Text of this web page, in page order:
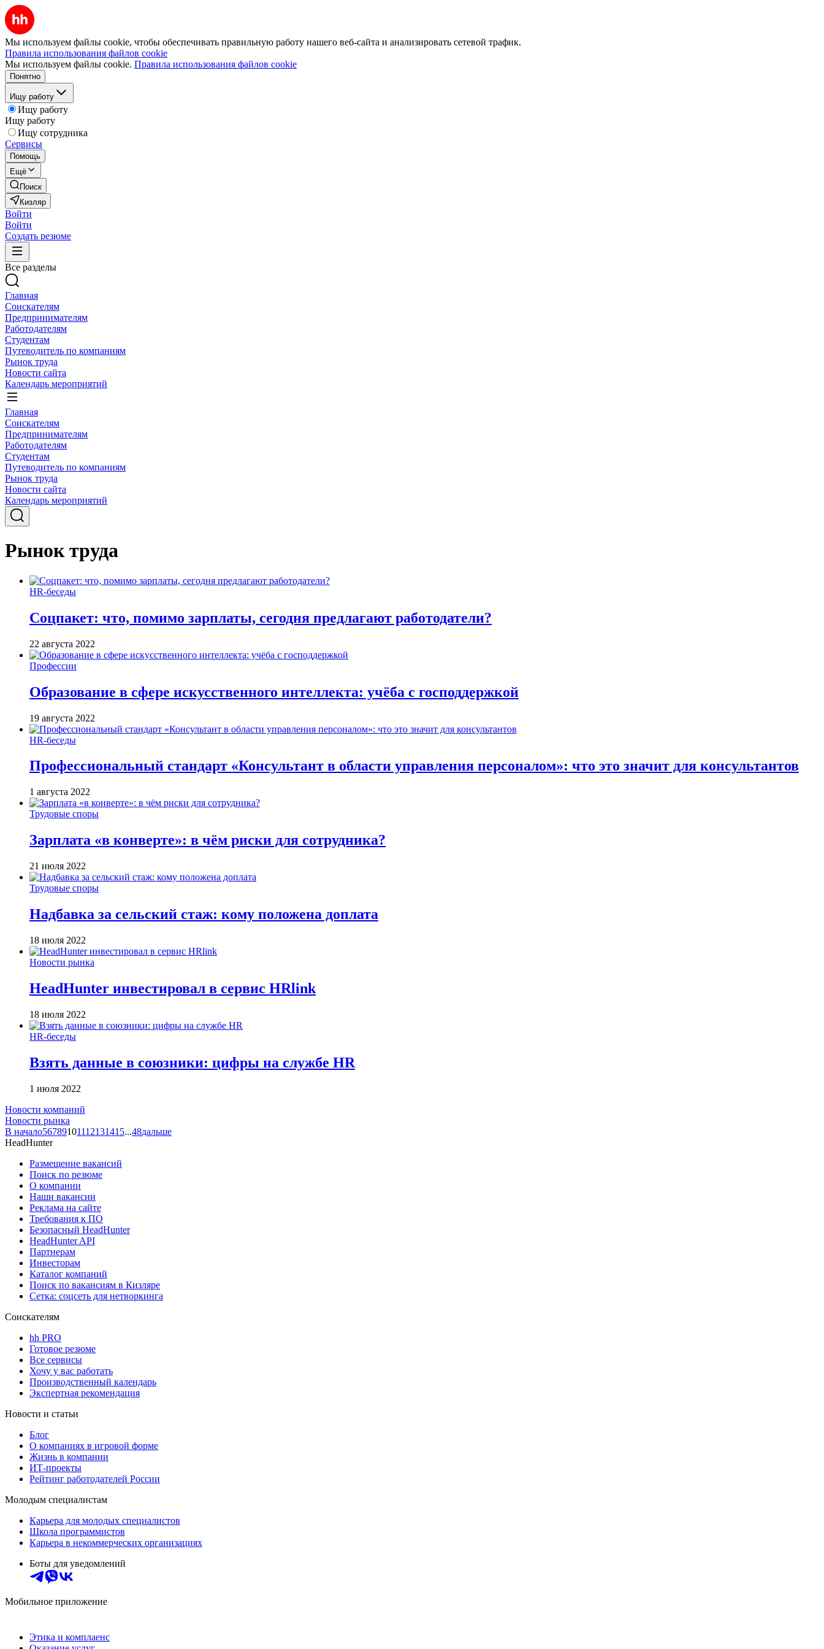
Мы используем файлы cookie, чтобы обеспечивать правильную работу нашего веб-сайта и анализировать сетевой трафик.
Правила использования файлов cookie
Мы используем файлы cookie. Правила использования файлов cookie
Понятно
Ищу работу
Ищу работу
Ищу работу
Ищу сотрудника
Сервисы
Помощь
Ещё
Поиск
Кизляр
Войти
Войти
Создать резюме
Все разделы
Главная
Соискателям
Предпринимателям
Работодателям
Студентам
Путеводитель по компаниям
Рынок труда
Новости сайта
Календарь мероприятий
Главная
Соискателям
Предпринимателям
Работодателям
Студентам
Путеводитель по компаниям
Рынок труда
Новости сайта
Календарь мероприятий
Рынок труда
HR-беседы
Соцпакет: что, помимо зарплаты, сегодня предлагают работодатели?
22 августа 2022
Профессии
Образование в сфере искусственного интеллекта: учёба с господдержкой
19 августа 2022
HR-беседы
Профессиональный стандарт «Консультант в области управления персоналом»: что это значит для консультантов
1 августа 2022
Трудовые споры
Зарплата «в конверте»: в чём риски для сотрудника?
21 июля 2022
Трудовые споры
Надбавка за сельский стаж: кому положена доплата
18 июля 2022
Новости рынка
HeadHunter инвестировал в сервис HRlink
18 июля 2022
HR-беседы
Взять данные в союзники: цифры на службе HR
1 июля 2022
Новости компаний
Новости рынка
В начало56789101112131415...48дальше
HeadHunter
Размещение вакансий
Поиск по резюме
О компании
Наши вакансии
Реклама на сайте
Требования к ПО
Безопасный HeadHunter
HeadHunter API
Партнерам
Инвесторам
Каталог компаний
Поиск по вакансиям в Кизляре
Сетка: соцсеть для нетворкинга
Соискателям
hh PRO
Готовое резюме
Все сервисы
Хочу у вас работать
Производственный календарь
Экспертная рекомендация
Новости и статьи
Блог
О компаниях в игровой форме
Жизнь в компании
ИТ-проекты
Рейтинг работодателей России
Молодым специалистам
Карьера для молодых специалистов
Школа программистов
Карьера в некоммерческих организациях
Боты для уведомлений
Мобильное приложение
Этика и комплаенс